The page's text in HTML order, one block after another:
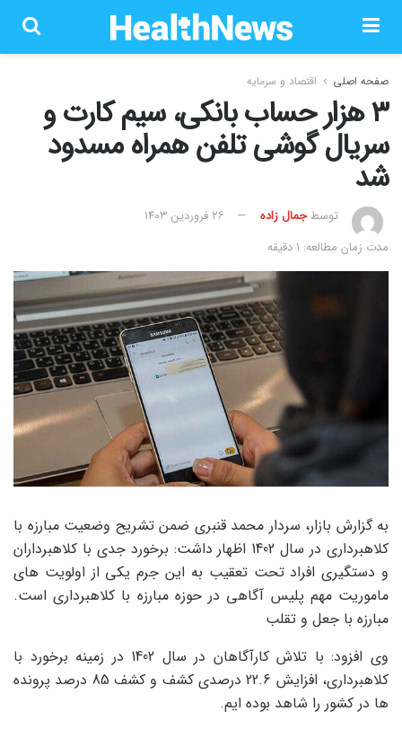
صفحه اصلی اقتصاد و سرمایه
۳ هزار حساب بانکی، سیم کارت و
سریال گوشی تلفن همراه مسدود
شد
توسطجمال زاده
۲۶ فروردین ۱۴۰۳
مدت زمان مطالعه: 1 دقیقه
به گزارش بازار، سردار محمد قنبری ضمن تشریح وضعیت مبارزه با
کلاهبرداری در سال 1402 اظهار داشت: برخورد جدی با کلاهبرداران
و دستگیری افراد تحت تعقیب به این جرم یکی از اولویت های
ماموریت مهم پلیس آگاهی در حوزه مبارزه با کلاهبرداری است.
مبارزه با جعل و تقلب
وی افزود: با تلاش کارآگاهان در سال 1402 در زمینه برخورد با
کلاهبرداری، افزایش 22.6 درصدی کشف و کشف 85 درصد پرونده
ها در کشور را شاهد بوده ایم.